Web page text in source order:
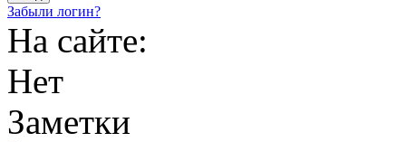
Забыли логин?
На сайте:
Нет
Заметки